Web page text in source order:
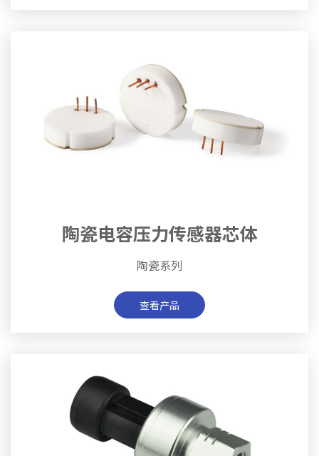
陶瓷电容压力传感器芯体
陶瓷系列
查看产品